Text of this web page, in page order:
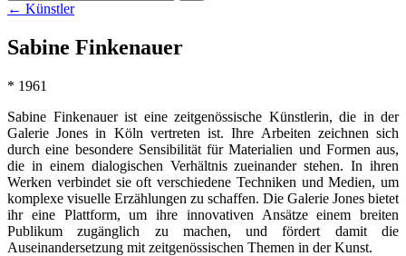
← Künstler
Sabine Finkenauer
* 1961
Sabine Finkenauer ist eine zeitgenössische Künstlerin, die in der
Galerie Jones in Köln vertreten ist. Ihre Arbeiten zeichnen sich
durch eine besondere Sensibilität für Materialien und Formen aus,
die in einem dialogischen Verhältnis zueinander stehen. In ihren
Werken verbindet sie oft verschiedene Techniken und Medien, um
komplexe visuelle Erzählungen zu schaffen. Die Galerie Jones bietet
ihr eine Plattform, um ihre innovativen Ansätze einem breiten
Publikum zugänglich zu machen, und fördert damit die
Auseinandersetzung mit zeitgenössischen Themen in der Kunst.